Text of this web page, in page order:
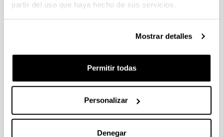
partir del uso que haya hecho de sus servicios.
Mostrar detalles
Permitir todas
Personalizar
Denegar
Italia
Descripción
Libro de resúmenes del congreso
Información de la comunicación
Título:Bioenergy from bio-oil fermentation using
Autoría:M. Lorena Falco1, Marianna